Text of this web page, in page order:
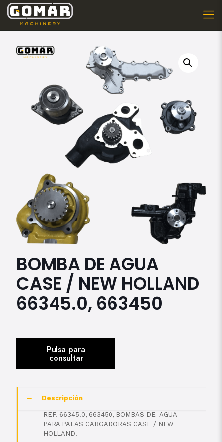
BOMBA DE AGUA
CASE / NEW HOLLAND
66345.0, 663450
Descripción
REF. 66345.0, 663450, BOMBAS DE AGUA
PARA PALAS CARGADORAS CASE / NEW
HOLLAND.